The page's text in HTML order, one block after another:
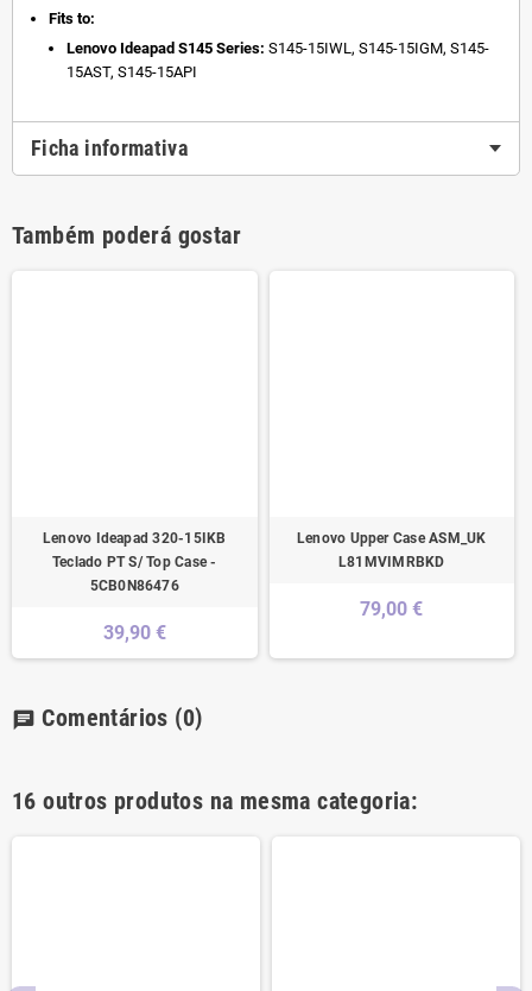
Fits to:
Lenovo Ideapad S145 Series: S145-15IWL, S145-15IGM, S145-
15AST, S145-15API
Ficha informativa
Também poderá gostar
Lenovo Ideapad 320-15IKB
Teclado PT S/ Top Case -
5CB0N86476
39,90 €
Lenovo Upper Case ASM_UK
L81MVIMRBKD
79,00 €
chat Comentários (0)
16 outros produtos na mesma categoria: